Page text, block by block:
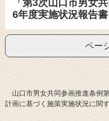
「第3次山口市男女
6年度実施状況報告
ペー
山口市男女共同参画推進条例
計画に基づく施策実施状況に関